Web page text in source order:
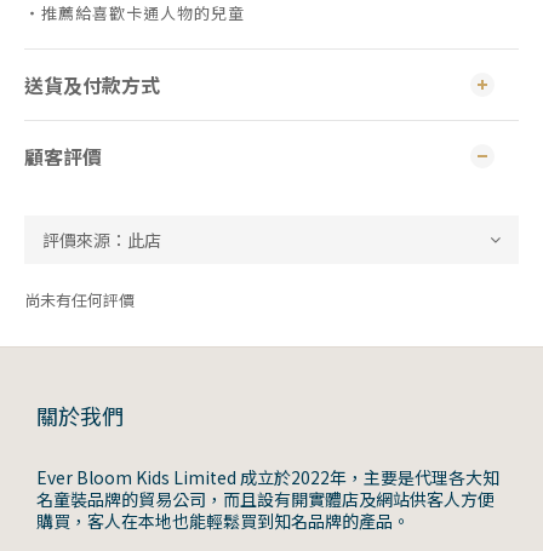
・推薦給喜歡卡通人物的兒童
送貨及付款方式
顧客評價
尚未有任何評價
關於我們
Ever Bloom Kids Limited 成立於2022年，主要是代理各大知
名童裝品牌的貿易公司，而且設有開實體店及網站供客人方便
購買，客人在本地也能輕鬆買到知名品牌的產品。